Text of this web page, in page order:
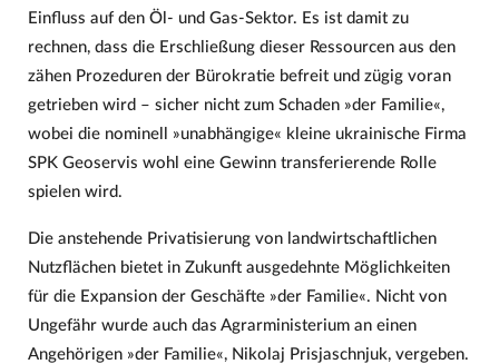
Einfluss auf den Öl- und Gas-Sektor. Es ist damit zu
rechnen, dass die Erschließung dieser Ressourcen aus den
zähen Prozeduren der Bürokratie befreit und zügig voran
getrieben wird – sicher nicht zum Schaden »der Familie«,
wobei die nominell »unabhängige« kleine ukrainische Firma
SPK Geoservis wohl eine Gewinn transferierende Rolle
spielen wird.
Die anstehende Privatisierung von landwirtschaftlichen
Nutzflächen bietet in Zukunft ausgedehnte Möglichkeiten
für die Expansion der Geschäfte »der Familie«. Nicht von
Ungefähr wurde auch das Agrarministerium an einen
Angehörigen »der Familie«, Nikolaj Prisjaschnjuk, vergeben.